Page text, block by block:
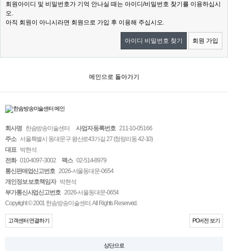
회원아이디 및 비밀번호가 기억 안나실 때는 아이디/비밀번호 찾기를 이용하십시
오.
아직 회원이 아니시라면 회원으로 가입 후 이용해 주십시오.
아이디 비밀번호 찾기 회원 가입
메인으로 돌아가기
회사명 한솜방송미술센터 사업자 등록번호 211-10-05166
주소 서울특별시 동대문구 왕산로43가길 27 (청량리동 42-10)
대표 박현석
전화 010-4097-3002 팩스 02-514-8979
통신판매업신고번호 2026-서울동대문-0654
개인정보 보호책임자 박현석
부가통신사업신고번호 2026-서울동대문-0654
Copyright © 2001 한솜방송미술센터. All Rights Reserved.
고객센터 연결하기 PC버전 보기
상단으로